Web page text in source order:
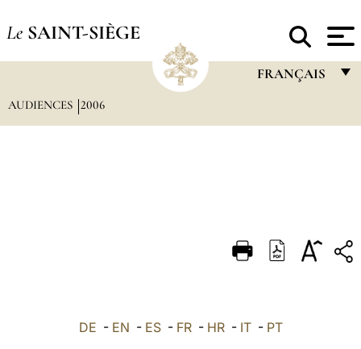
Le SAINT-SIÈGE
FRANÇAIS
DEUTSCH
العربيّة
AUDIENCES 2006
DE - EN - ES- FR- HR- IT- PT